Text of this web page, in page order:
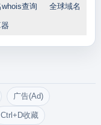
查询 全球域名
广告(Ad)
Ctrl+D收藏